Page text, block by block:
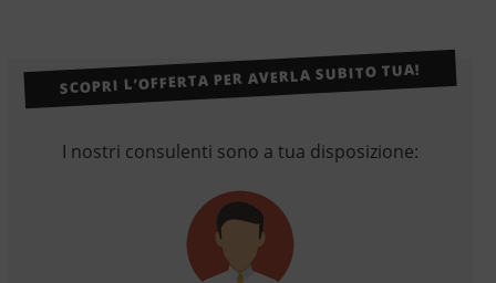
SCOPRI L’OFFERTA PER AVERLA SUBITO TUA!
I nostri consulenti sono a tua disposizione: